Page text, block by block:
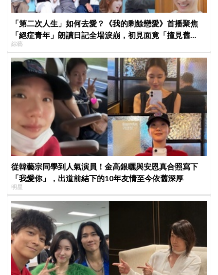
「第二次人生」如何去愛？《我的剩餘戀愛》首播聚焦
「絕症青年」朗讀日記全場淚崩，初見面竟「撞見舊
識」！
綜藝
從韓藝宗同學到人氣演員！金高銀曬與安恩真合照寫下
「我愛你」，出道前結下的10年友情至今依舊深厚
明星